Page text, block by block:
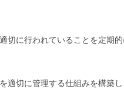
切に行われていることを定期的
適切に管理する仕組みを構築